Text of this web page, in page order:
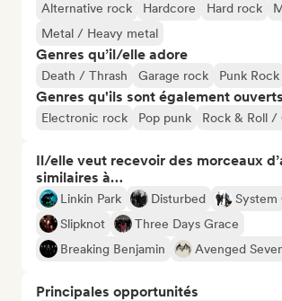
Alternative rock Hardcore Hard rock
Metal / Heavy metal
Genres qu’il/elle adore
Death / Thrash Garage rock Punk Rock
Genres qu'ils sont également
Electronic rock Pop punk Rock & Roll /
Il/elle veut recevoir des morceaux
similaires à…
Linkin Park Disturbed
System
Slipknot
Three Days Grace
Breaking Benjamin
Avenged
Principales opportunités